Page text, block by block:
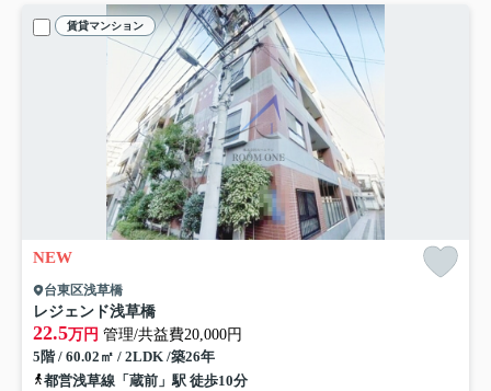
賃貸マンション
NEW
台東区浅草橋
レジェンド浅草橋
22.5万円 管理/共益費20,000円
5階 / 60.02㎡ / 2LDK /築26年
都営浅草線「蔵前」駅 徒歩10分